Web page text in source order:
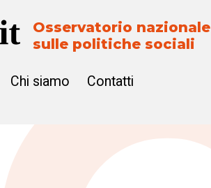
Osservatorio nazionale
sulle politiche sociali
Chi siamo Contatti